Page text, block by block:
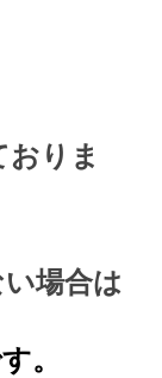
りま
場合は
。